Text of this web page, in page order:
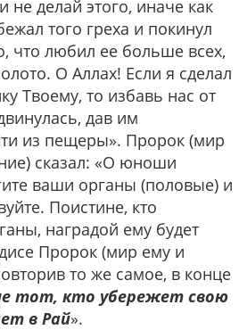
не делай этого, иначе как
того греха и покинул
что любил ее больше всех,
О Аллах! Если я сделал
Твоему, то избавь нас от
дав им
из пещеры». Пророк (мир
сказал: «О юноши
ваши органы (половые) и
Поистине, кто
наградой ему будет
Пророк (мир ему и
то же самое, в конце
тот, кто убережет свою
в Рай».